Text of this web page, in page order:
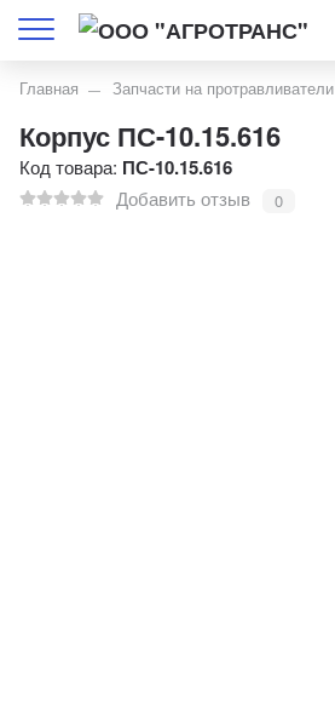
Главная Запчасти на протравливатели
Корпус ПС-10.15.616
Код товара: ПС-10.15.616
Добавить отзыв 0